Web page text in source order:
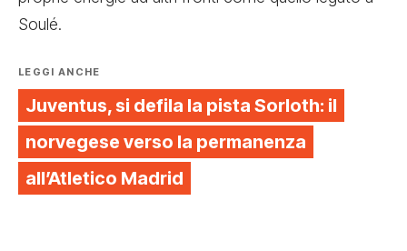
Soulé.
LEGGI ANCHE
Juventus, si defila la pista Sorloth: il
norvegese verso la permanenza
all’Atletico Madrid